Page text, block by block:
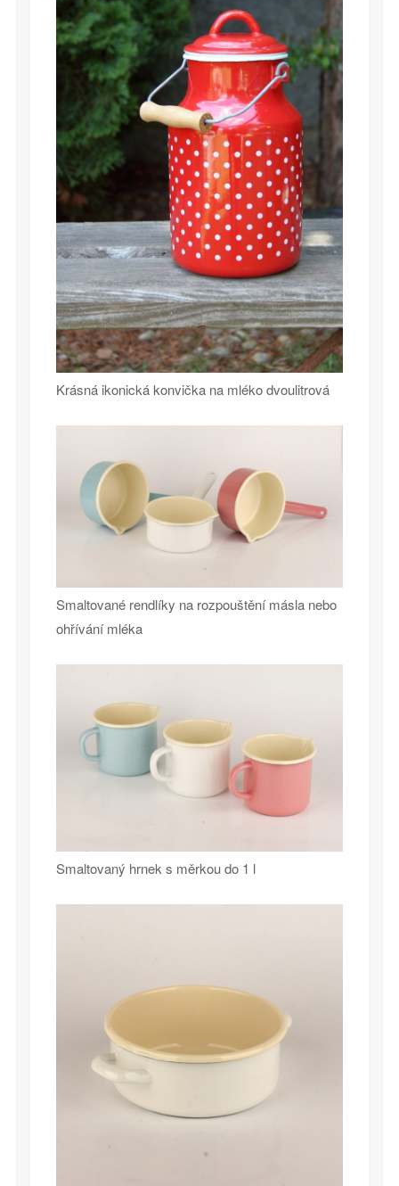
Krásná ikonická konvička na mléko dvoulitrová
Smaltované rendlíky na rozpouštění másla nebo
ohřívání mléka
Smaltovaný hrnek s měrkou do 1 l